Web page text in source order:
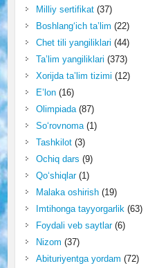
Milliy sertifikat(37)
Boshlang‘ich ta’lim (22)
Chet tili yangiliklari (44)
Ta’lim yangiliklari (373)
Xorijda ta’lim tizimi (12)
E’lon(16)
Olimpiada(87)
So‘rovnoma(1)
Tashkilot(3)
Ochiq dars (9)
Qo‘shiqlar(1)
Malaka oshirish(19)
Imtihonga tayyorgarlik (63)
Foydali veb saytlar(6)
Nizom (37)
Abituriyentga yordam (72)